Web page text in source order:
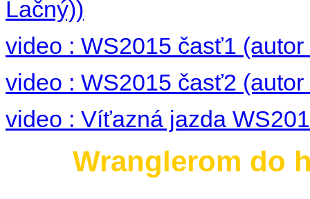
Lačný))
video : WS2015 časť1
video : WS2015 časť2
video : Víťazná jazda
Wranglerom do